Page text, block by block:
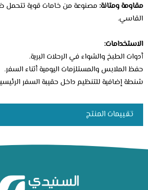
مقاومة ومتانة: مصنوعة من خامات قوية تتحمل
القاسي.
الاستخدامات:
أدوات الطبخ والشواء في الرحلات البرية.
حفظ الملابس والمستلزمات اليومية أثناء السفر.
شنطة إضافية للتنظيم داخل حقيبة السفر
تقييمات المنتج